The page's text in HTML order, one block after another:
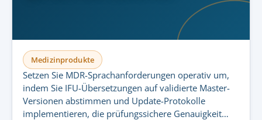
Medizinprodukte
Setzen Sie MDR-Sprachanforderungen operativ um,
indem Sie IFU-Übersetzungen auf validierte Master-
Versionen abstimmen und Update-Protokolle
implementieren, die prüfungssichere Genauigkeit